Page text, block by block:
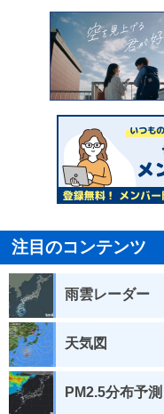
注目のコンテンツ
雨雲レーダー
天気図
PM2.5分布予測